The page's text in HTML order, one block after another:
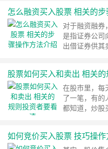
怎么融资买入股票 相关的
对于融资融券
是指证券公司
出借证券供
股票如何买入和卖出 相关
在股市里，每
了一笔，有的
都知道，炒股
如何竞价买入股票 技巧操